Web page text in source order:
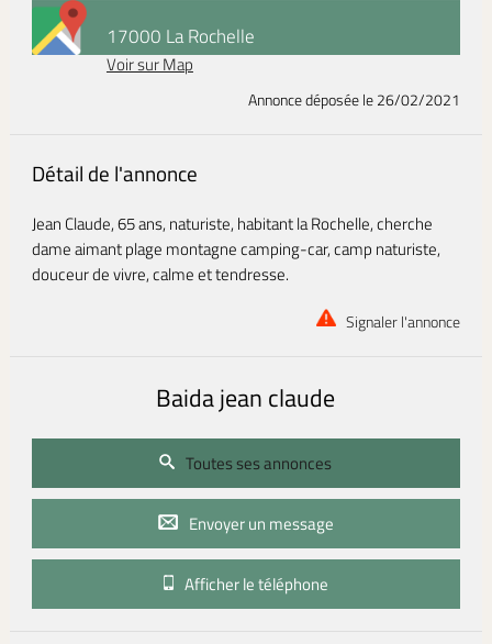
17000 La Rochelle
Voir sur Map
Annonce déposéele 26/02/2021
Détail de l'annonce
Jean Claude, 65 ans, naturiste, habitant la Rochelle, cherche
dame aimant plage montagne camping-car, camp naturiste,
douceur de vivre, calme et tendresse.
Signaler l'annonce
Baida jean claude
Toutes ses annonces
Envoyer un message
Afficher le téléphone